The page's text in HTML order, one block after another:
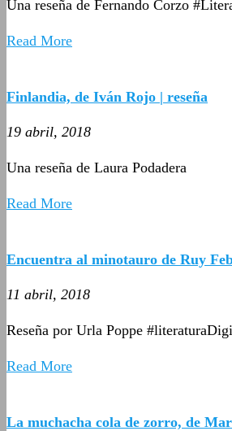
Una reseña de Fernando Corzo
Read More
Finlandia, de Iván Rojo | reseña
19 abril, 2018
Una reseña de Laura Podadera
Read More
Encuentra al minotauro de Ruy
11 abril, 2018
Reseña por Urla Poppe
Read More
La muchacha cola de zorro, de